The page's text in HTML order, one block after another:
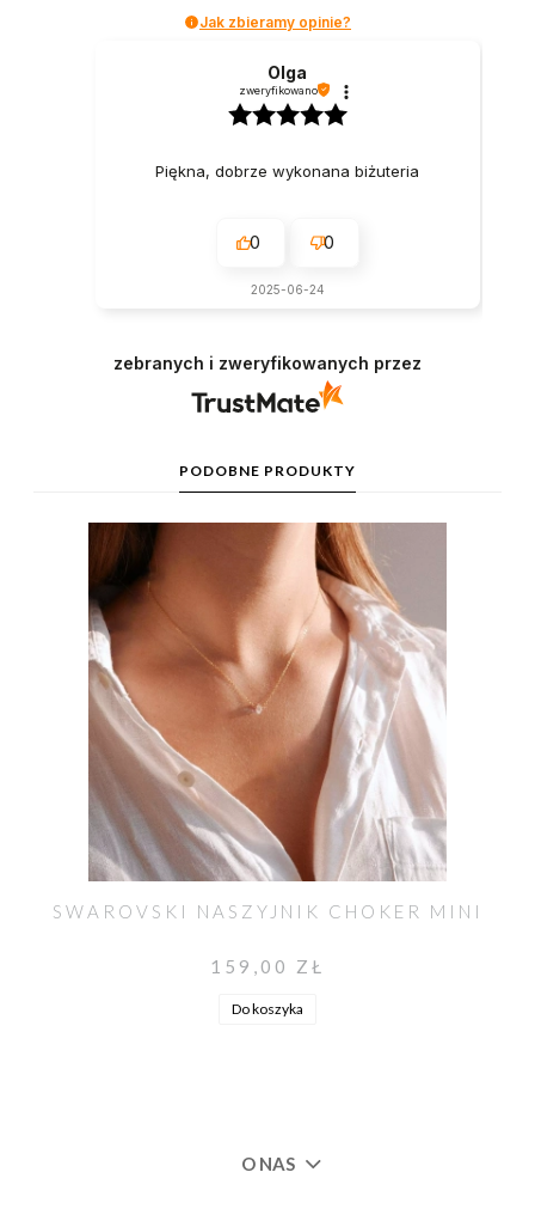
Jak zbieramy opinie?
Olga
zweryfikowano
Piękna, dobrze wykonana biżuteria
0 0
2025-06-24
zebranych i zweryfikowanych przez
PODOBNE PRODUKTY
SWAROVSKI NASZYJNIK CHOKER MINI
159,00 ZŁ
Do koszyka
O NAS